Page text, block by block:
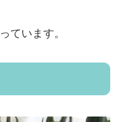
ています。